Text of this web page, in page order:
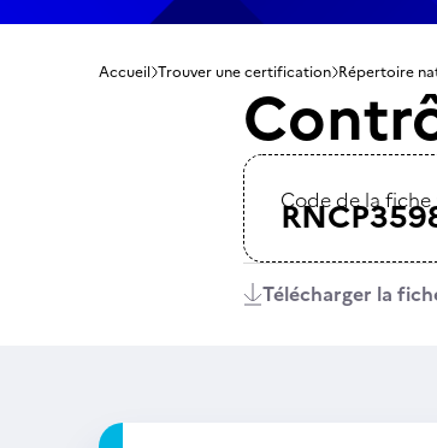
Accueil Trouver une certification Répertoire
Code de la fiche
Télécharger la